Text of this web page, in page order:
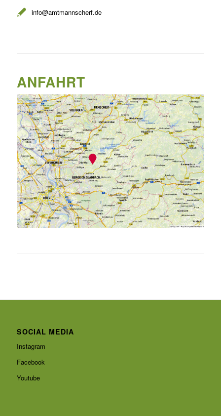
info@amtmannscherf.de
ANFAHRT
SOCIAL MEDIA
Instagram
Facebook
Youtube